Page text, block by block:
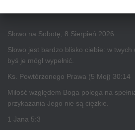
Słowo na Sobotę, 8 Sierpień 2026
Słowo jest bardzo blisko ciebie: w twych
byś je mógł wypełnić.
Ks. Powtórzonego Prawa (5 Moj) 30:14
Miłość względem Boga polega na
przykazania Jego nie są ciężkie.
1 Jana 5:3